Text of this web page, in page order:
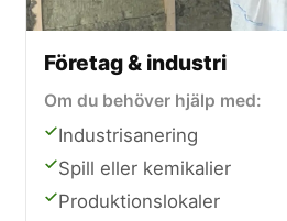
Företag & industri
Om du behöver hjälp med:
Industrisanering
Spill eller kemikalier
Produktionslokaler